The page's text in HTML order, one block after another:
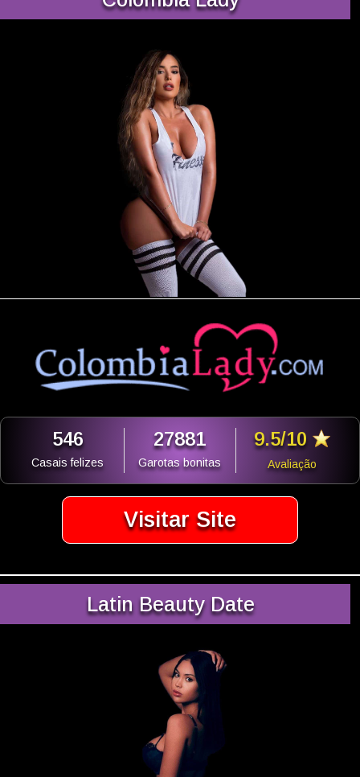
546
Casais felizes
27881
Garotas bonitas
9.5/10
Avaliação
Visitar Site
Latin Beauty Date